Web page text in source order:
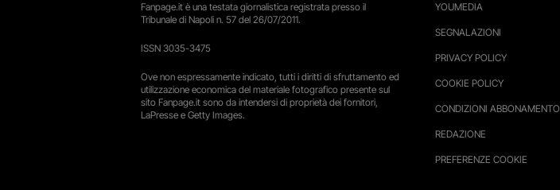
YOUMEDIA
SEGNALAZIONI
PRIVACY POLICY
COOKIE POLICY
CONDIZIONI ABBONAMENTO
REDAZIONE
PREFERENZE COOKIE
Fanpage.it è una testata giornalistica registrata presso il
Tribunale di Napoli n. 57 del 26/07/2011.
ISSN 3035-3475
Ove non espressamente indicato, tutti i diritti di sfruttamento ed
utilizzazione economica del materiale fotografico presente sul
sito Fanpage.it sono da intendersi di proprietà dei fornitori,
LaPresse e Getty Images.